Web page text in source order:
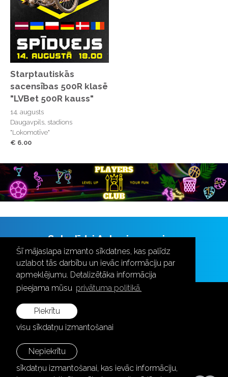
Šī mājaslapa izmanto sīkdatnes, kas palīdz
uzlabot tās darbību un ievāc informāciju par
apmeklējumu. Detalizētāka informācija
pieejama mūsu privātuma politikā.
Nepiekrītu
sīkdatņu izmantošanai, kas ievāc informāciju,
Piekrītu
visu sīkdatņu izmantošanai
Starptautiskās
sacensības 500R klasē
"LVBet 500R kauss"
14. augusts
Daugavpils, stadions
"Lokomotīve"
€ 6.00
Seko līdzi Aulas jaunumiem
+371 28787870
info@aula.lv
© 2026 SIA "Aula Events".